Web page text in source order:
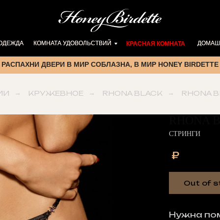
КОМНАТА УДОВОЛЬСТВИЙ
КОМНАТА УДОВОЛЬСТВИЙ КРАСНАЯ КОМНАТА
КРАСНАЯ КОМНАТА
РАСПАХНИ ДВЕРИ В МИР СОБЛАЗНА, В МИР HONEY BIRDETTE
→ КРУЖЕВНОЕ → RHONA BLACK → RHONA
СТРИНГИ
₽
Out of
Нужна